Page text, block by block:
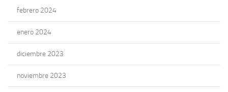
febrero 2024
enero 2024
diciembre 2023
noviembre 2023